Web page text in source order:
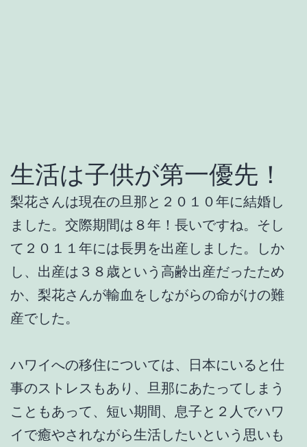
生活は子供が第一優先！
梨花さんは現在の旦那と２０１０年に結婚し
ました。交際期間は８年！長いですね。そし
て２０１１年には長男を出産しました。しか
し、出産は３８歳という高齢出産だったため
か、梨花さんが輸血をしながらの命がけの難
産でした。
ハワイへの移住については、日本にいると仕
事のストレスもあり、旦那にあたってしまう
こともあって、短い期間、息子と２人でハワ
イで癒やされながら生活したいという思いも